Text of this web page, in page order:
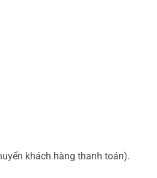
khách hàng thanh toán).